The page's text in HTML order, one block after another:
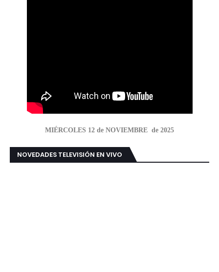
MIÉRCOLES 12 de NOVIEMBRE de 2025
NOVEDADES TELEVISIÓN EN VIVO